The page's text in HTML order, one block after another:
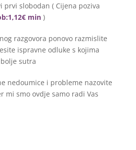
prvi slobodan ( Cijena poziva
min )
razgovora ponovo razmislite
ispravne odluke s kojima
sutra
nedoumice i probleme nazovite
mi smo ovdje samo radi Vas